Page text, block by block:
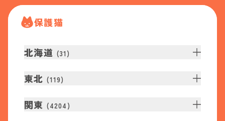
保護猫
北海道 (31 )
東北 (119)
関東 (4204 )